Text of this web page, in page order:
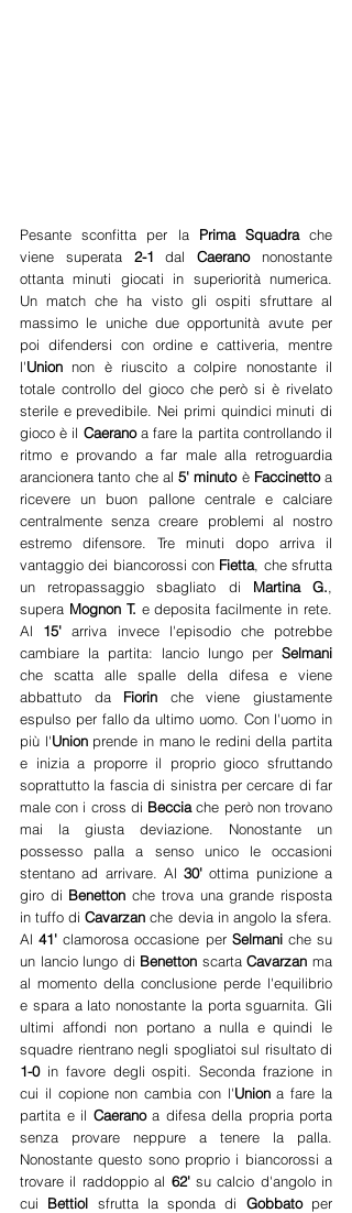
Pesante sconfitta per la Prima Squadra che
viene superata 2-1 dal Caerano nonostante
ottanta minuti giocati in superiorità numerica.
Un match che ha visto gli ospiti sfruttare al
massimo le uniche due opportunità avute per
poi difendersi con ordine e cattiveria, mentre
l'Union non è riuscito a colpire nonostante il
totale controllo del gioco che però si è rivelato
sterile e prevedibile. Nei primi quindici minuti di
gioco è il Caerano a fare la partita controllando il
ritmo e provando a far male alla retroguardia
arancionera tanto che al 5' minuto è Faccinetto a
ricevere un buon pallone centrale e calciare
centralmente senza creare problemi al nostro
estremo difensore. Tre minuti dopo arriva il
vantaggio dei biancorossi con Fietta, che sfrutta
un retropassaggio sbagliato di Martina G.,
supera Mognon T. e deposita facilmente in rete.
Al 15' arriva invece l'episodio che potrebbe
cambiare la partita: lancio lungo per
che scatta alle spalle della difesa e viene
abbattuto da Fiorin che viene giustamente
espulso per fallo da ultimo uomo. Con l'uomo in
più l'Union prende in mano le redini della partita
e inizia a proporre il proprio gioco sfruttando
soprattutto la fascia di sinistra per cercare di far
male con i cross di Beccia che però non trovano
mai la giusta deviazione. Nonostante un
possesso palla a senso unico le occasioni
stentano ad arrivare. Al 30' ottima punizione a
giro di Benetton che trova una grande risposta
in tuffo di Cavarzan che devia in angolo la sfera.
Al 41' clamorosa occasione per Selmani che su
un lancio lungo di Benetton scarta Cavarzan ma
al momento della conclusione perde l'equilibrio
e spara a lato nonostante la porta sguarnita. Gli
ultimi affondi non portano a nulla e quindi le
squadre rientrano negli spogliatoi sul risultato di
1-0 in favore degli ospiti. Seconda frazione in
cui il copione non cambia con l'Union a fare la
partita e il Caerano a difesa della propria porta
senza provare neppure a tenere la palla.
Nonostante questo sono proprio i biancorossi a
trovare il raddoppio al 62' su calcio d'angolo in
cui Bettiol sfrutta la sponda di Gobbato per